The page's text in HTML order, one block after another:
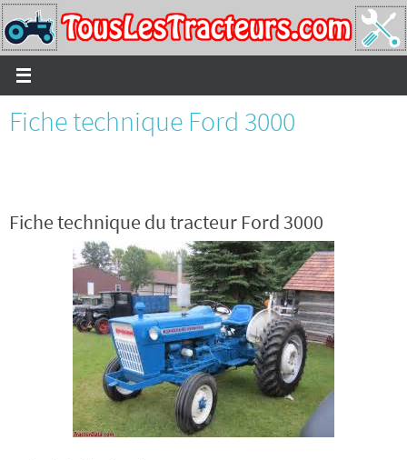
Passer
vers
le
contenu
Fiche technique Ford 3000
Fiche technique du tracteur Ford 3000